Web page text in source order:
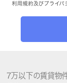
利用規約 及び プライバ
7万以下の賃貸物